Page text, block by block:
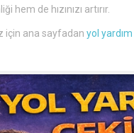
de hızınızı artırır.
için ana sayfadan yol yardım